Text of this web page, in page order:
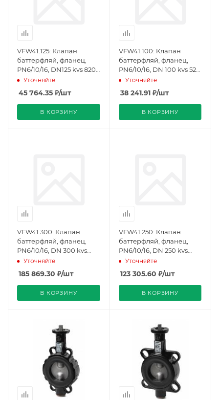
VFW41.125: Клапан
баттерфляй, фланец,
PN6/10/16, DN125 kvs 820,
плотное закрытие
(BPZ:S55235-V143),
Siemens
Уточняйте
45 764.35 ₽/шт
В КОРЗИНУ
VFW41.100: Клапан
баттерфляй, фланец,
PN6/10/16, DN 100 kvs 520,
плотное закрытие
(BPZ:S55235-V142),
Siemens
Уточняйте
38 241.91₽/шт
В КОРЗИНУ
VFW41.300: Клапан
баттерфляй, фланец,
PN6/10/16, DN 300 kvs
7200, плотное закрытие
(BPZ:S55235-V147),
Siemens
Уточняйте
185 869.30 ₽/шт
В КОРЗИНУ
VFW41.250: Клапан
баттерфляй, фланец,
PN6/10/16, DN 250 kvs
4550, плотное закрытие
(BPZ:S55235-V146),
Siemens
Уточняйте
123 305.60 ₽/шт
В КОРЗИНУ